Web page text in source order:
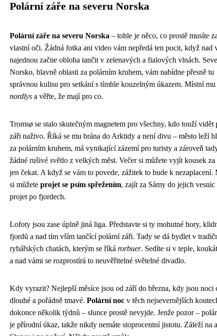
Polární záře na severu Norska
Polární záře na severu Norska – tohle je něco, co prostě musíte
vlastní oči. Žádná fotka ani video vám nepředá ten pocit, když nad
najednou začne obloha tančit v zelenavých a fialových vlnách.
Norsko, hlavně oblasti za polárním kruhem, vám nabídne přesně tu
správnou kulisu pro setkání s tímhle kouzelným úkazem. Místní
nordlys a věřte, že mají pro co.
Tromsø se stalo skutečným magnetem pro všechny, kdo touží vidět
záři naživo. Říká se mu brána do Arktidy a není divu – město leží
za polárním kruhem, má vynikající zázemí pro turisty a zároveň
žádné rušivé světlo z velkých měst. Večer si můžete vyjít kousek za
jen čekat. A když se vám to povede, zážitek to bude k nezaplacení.
si můžete projet se psím spřežením, zajít za Sámy do jejich vesnic
projet po fjordech.
Lofoty jsou zase úplně jiná liga. Představte si ty mohutné hory,
fjordů a nad tím vším tančící polární záři. Tady se dá bydlet v
rybářských chatách, kterým se říká rorbuer. Sedíte si v teple,
a nad vámi se rozprostírá to neuvěřitelné světelné divadlo.
Kdy vyrazit? Nejlepší měsíce jsou od září do března, kdy jsou noci
dlouhé a pořádně tmavé. Polární noc v těch nejsevernějších
dokonce několik týdnů – slunce prostě nevyjde. Jenže pozor –
je přírodní úkaz, takže nikdy nemáte stoprocentní jistotu. Záleží na